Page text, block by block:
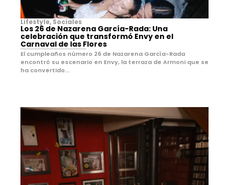
Lifestyle, Sociales
Los 26 de Nazarena García-Rada: Una
celebración que transformó Envy en el
Carnaval de las Flores
El cumpleaños número 26 de Nazarena García-Rada
encontró su escenario en Envy, la terraza de Armoni que se
ha convertido...